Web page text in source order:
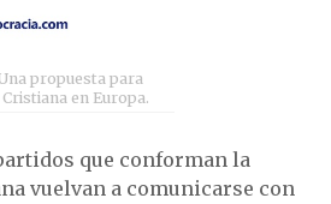
propuesta para
en Europa.
que conforman la
vuelvan a comunicarse con